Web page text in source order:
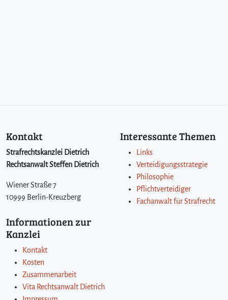
Kontakt
Strafrechtskanzlei Dietrich
Rechtsanwalt Steffen Dietrich
Wiener Straße 7
10999 Berlin-Kreuzberg
Interessante Themen
Links
Verteidigungsstrategie
Philosophie
Pflichtverteidiger
Fachanwalt für Strafrecht
Informationen zur
Kanzlei
Kontakt
Kosten
Zusammenarbeit
Vita Rechtsanwalt Dietrich